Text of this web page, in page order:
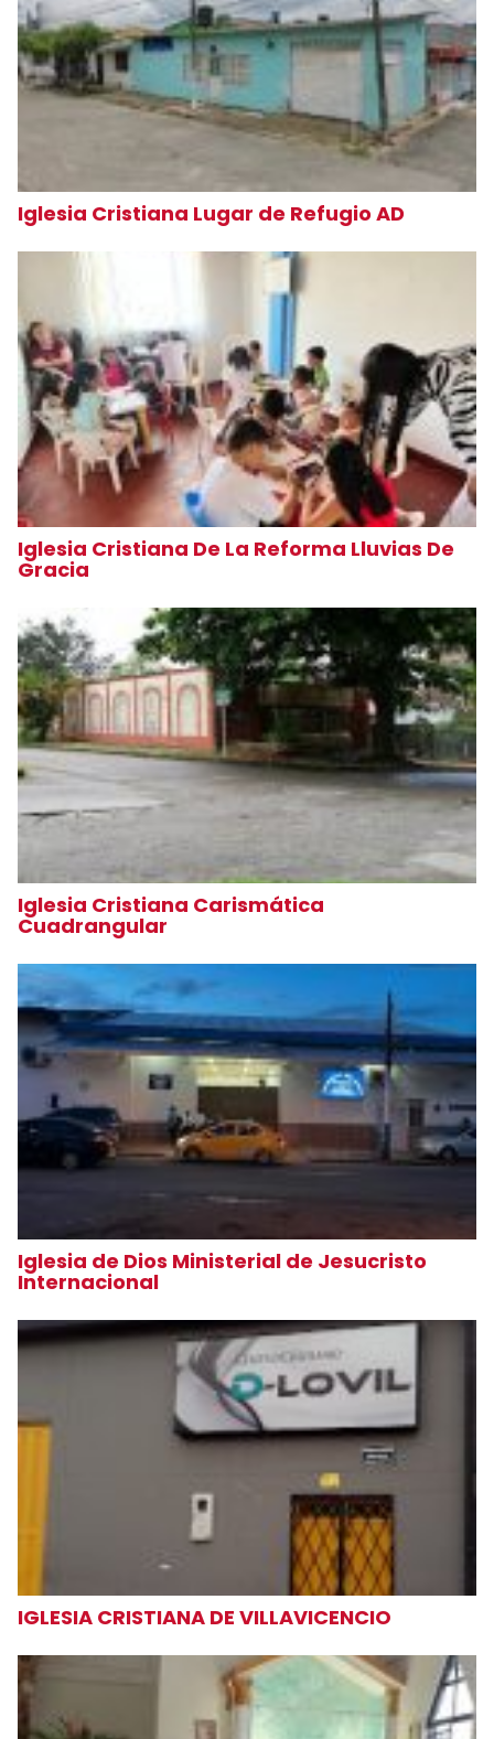
Iglesia Cristiana Lugar de Refugio AD
Iglesia Cristiana De La Reforma Lluvias De
Gracia
Iglesia Cristiana Carismática
Cuadrangular
Iglesia de Dios Ministerial de Jesucristo
Internacional
IGLESIA CRISTIANA DE VILLAVICENCIO